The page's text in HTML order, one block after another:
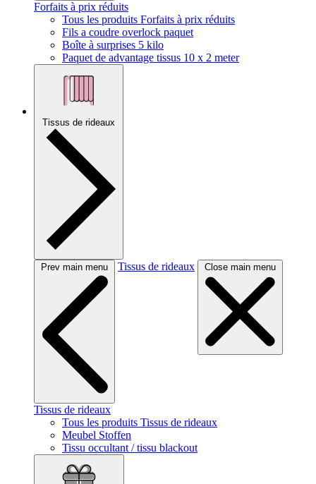
Forfaits à prix réduits
Tous les produits Forfaits à prix réduits
Fils a coudre overlock paquet
Boîte à surprises 5 kilo
Paquet de advantage tissus 10 x 2 meter
Tissus de rideaux
Prev main menu Tissus de rideaux Close main menu
Tissus de rideaux
Tous les produits Tissus de rideaux
Meubel Stoffen
Tissu occultant / tissu blackout